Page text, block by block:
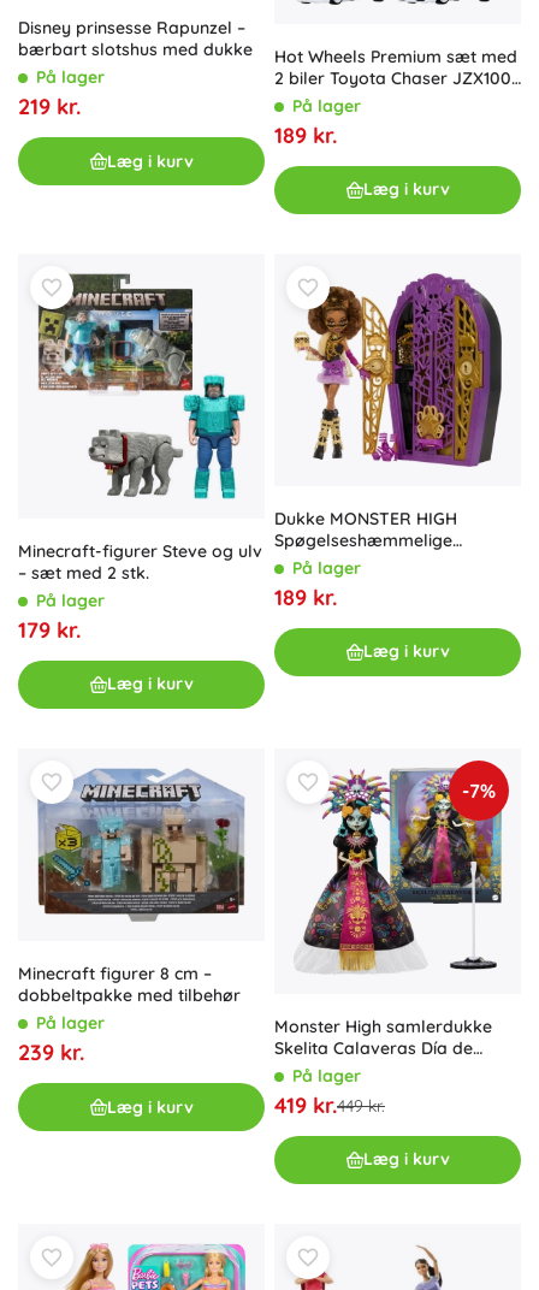
Disney prinsesse Rapunzel –
bærbart slotshus med dukke
På lager
219 kr.
Læg i kurv
Hot Wheels Premium sæt med
2 biler Toyota Chaser JZX100
og Toyota Supra 1989
På lager
189 kr.
Læg i kurv
Minecraft-figurer Steve og ulv
– sæt med 2 stk.
På lager
179 kr.
Læg i kurv
Dukke MONSTER HIGH
Spøgelseshæmmelige
Clawdeen Wolf med
hemmeligt skab og tilbehør
På lager
189 kr.
Læg i kurv
Minecraft figurer 8 cm –
dobbeltpakke med tilbehør
På lager
239 kr.
Læg i kurv
-7%
Monster High samlerdukke
Skelita Calaveras Día de
Muertos Skullector
På lager
419 kr.449 kr.
Læg i kurv